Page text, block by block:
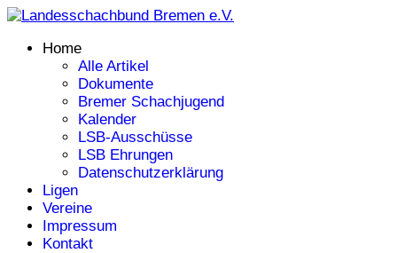
Home
Alle Artikel
Dokumente
Bremer Schachjugend
Kalender
LSB-Ausschüsse
LSB Ehrungen
Datenschutzerklärung
Ligen
Vereine
Impressum
Kontakt